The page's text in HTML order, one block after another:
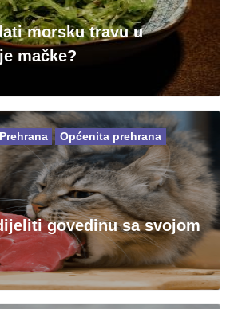
morsku travu u
mačke?
govedinu sa svojom
Prehrana Općenita prehrana